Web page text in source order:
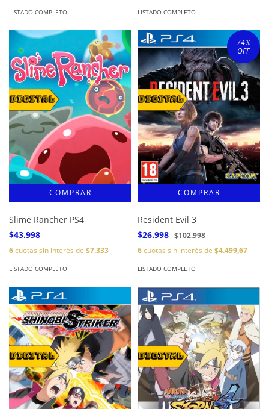
LISTADO COMPLETO LISTADO COMPLETO
Slime Rancher PS4
$43.998
6cuotas sin interés de $7.333
LISTADO COMPLETO
74%
OFF
Resident Evil 3
$26.998 $102.998
6cuotas sin interés de $4.499,67
LISTADO COMPLETO